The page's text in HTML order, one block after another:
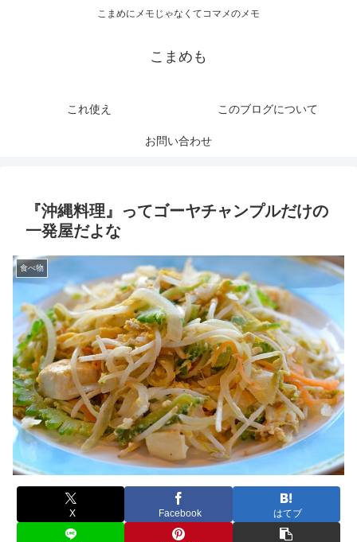
こまめにメモじゃなくてコマメのメモ
こまめも
これ使え このブログについて
お問い合わせ
『沖縄料理』ってゴーヤチャンプルだけの
一発屋だよな
食べ物
X Facebook はてブ